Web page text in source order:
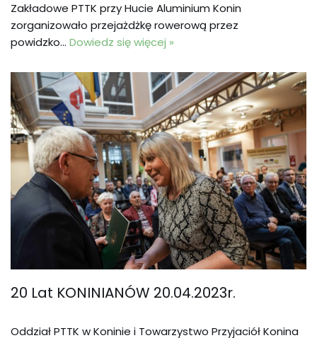
Zakładowe PTTK przy Hucie Aluminium Konin
zorganizowało przejażdżkę rowerową przez
powidzko… Dowiedz się więcej »
20 Lat KONINIANÓW 20.04.2023r.
Oddział PTTK w Koninie i Towarzystwo Przyjaciół Konina